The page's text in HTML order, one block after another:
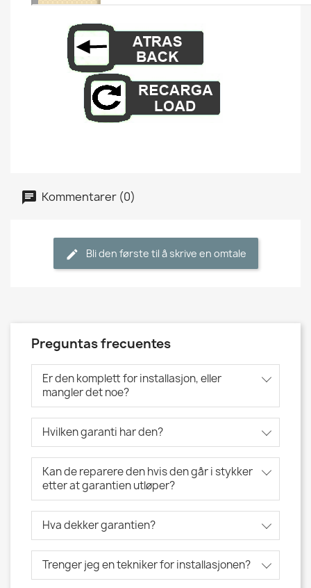
Kommentarer (0)
Bli den første til å skrive en omtale
Preguntas frecuentes
Er den komplett for installasjon, eller
mangler det noe?
Hvilken garanti har den?
Kan de reparere den hvis den går i stykker
etter at garantien utløper?
Hva dekker garantien?
Trenger jeg en tekniker for installasjonen?